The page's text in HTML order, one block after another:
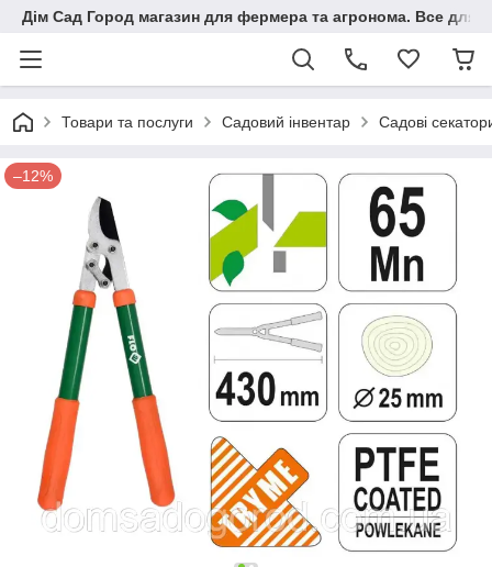
Дім Сад Город магазин для фермера та агронома. Все для
Товари та послуги Садовий інвентар Садові
–12%